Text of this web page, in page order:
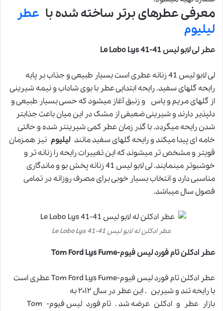
معرفی عطرهای برتر ساخته شده با عطر
لیلیوم
عطر لی لابو لیس 41-Le Labo Lys 41
لی لابو لیس 41 زنانه عطری است بسیار طبیعی و جذاب بر پایه
رایحه گلهای سفید. رایحه ابتدایی عطر با بوی شاداب و نیمه شیرینی
از گلهای مریم و یاس و زنبق آغاز میشود که حسی بسیار طبیعی و
دلپذیر دارند و شیرینی ضعیفی از مشک در این میان باعث جذابتر
شدن رایحه میگردد. با گذر زمان عطر کمی شیرینتر شده و حالتی
خامه ای پیدا میکند و رایحه گلهای سفید مانند لیلیوم نیز همزمان
قویتر و مشخص تر میشوند که این تغییرات رایحه را زنانه تر و
خوشبوتر مینمایند. لی لابو لیس 41 زنانه پخش بو و ماندگاری
مناسبی دارد و انتخاب بسیار خوبی برای مصرف روزانه در تمامی
فصول سال میباشد.
عطر ادکلن له لابو لیس 41-Le Labo Lys 41
عطر ادکلن تام فورد لیس فیوم-Tom Ford Lys Fume
عطر ادکلن تام فورد لیس فیوم-Tom Ford Lys Fume عطری است
با رایحه تند و شیرین . این عطر در سال ۲۰۱۲ به
بازار عطر و ادکلن عرضه شد . تام فورد لیس فیوم- Tom